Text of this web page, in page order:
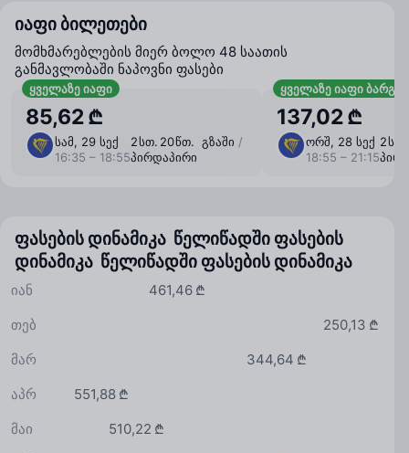
იაფი ბილეთები
მომხმარებლების მიერ ბოლო 48 საათის
განმავლობაში ნაპოვნი ფასები
ყველაზე იაფი
85,62 ₾
სამ, 29 სექ
16:35 – 18:55
2 ⁠სთ. 20 ⁠წთ. გზაში /
პირდაპირი
ყველაზე იაფი
137,02 ₾
ორშ, 28 სექ
18:55 – 21:15
2
ფასების დინამიკა წელიწადში ფასების
დინამიკა წელიწადში ფასების დინამიკა
461,46 ₾
იან
250,13 ₾
თებ
344,64 ₾
მარ
551,88 ₾
აპრ
510,22 ₾
მაი